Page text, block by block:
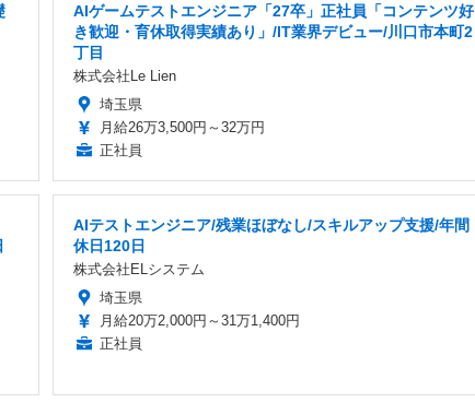
AIゲームテストエンジニア「27卒」正社員「コンテンツ好
き歓迎・育休取得実績あり」/IT業界デビュー/川口市本町2
丁目
株式会社Le Lien
埼玉県
月給26万3,500円～32万円
正社員
AIテストエンジニア/残業ほぼなし/スキルアップ支援/年間
休日120日
株式会社ELシステム
埼玉県
月給20万2,000円～31万1,400円
正社員